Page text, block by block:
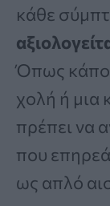
κάθε
Όπως
χολή ή μια
πρέπει να
που
ως απλό